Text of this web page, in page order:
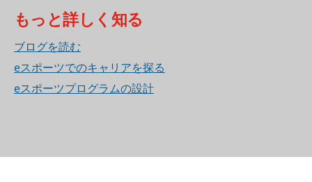
もっと詳しく知る
ブログを読む
eスポーツでのキャリアを探る
eスポーツプログラムの設計